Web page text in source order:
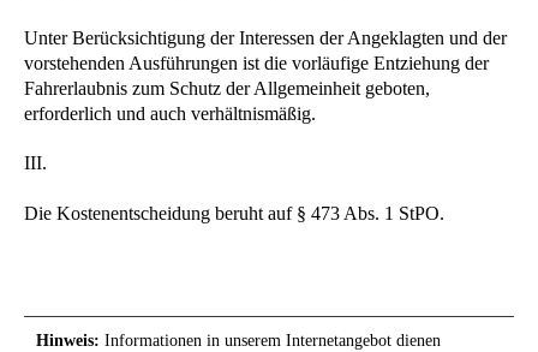
Unter Berücksichtigung der Interessen der Angeklagten und der
vorstehenden Ausführungen ist die vorläufige Entziehung der
Fahrerlaubnis zum Schutz der Allgemeinheit geboten,
erforderlich und auch verhältnismäßig.
III.
Die Kostenentscheidung beruht auf § 473 Abs. 1 StPO.
Hinweis: Informationen in unserem Internetangebot dienen